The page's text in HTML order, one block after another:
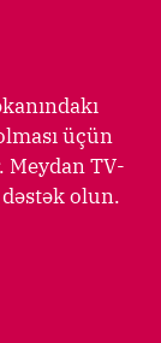
üçün
Meydan TV-
olun.